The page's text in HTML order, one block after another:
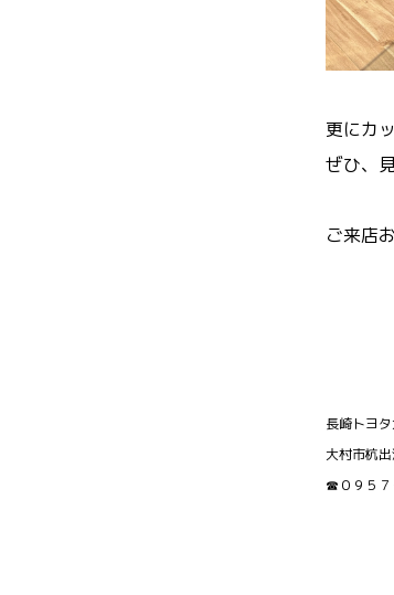
更にカ
ぜひ、
ご来店
長崎トヨ
大村市杭
☎０９５７